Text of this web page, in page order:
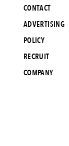
CONTACT
ADVERTISING
POLICY
RECRUIT
COMPANY